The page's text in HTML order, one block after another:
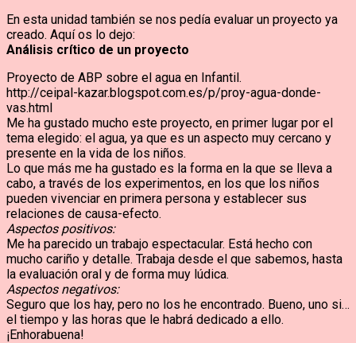
En esta unidad también se nos pedía evaluar un proyecto ya
creado. Aquí os lo dejo:
Análisis crítico de un proyecto
Proyecto de ABP sobre el agua en Infantil.
http://ceipal-kazar.blogspot.com.es/p/proy-agua-donde-
vas.html
Me ha gustado mucho este proyecto, en primer lugar por el
tema elegido: el agua, ya que es un aspecto muy cercano y
presente en la vida de los niños.
Lo que más me ha gustado es la forma en la que se lleva a
cabo, a través de los experimentos, en los que los niños
pueden vivenciar en primera persona y establecer sus
relaciones de causa-efecto.
Aspectos positivos:
Me ha parecido un trabajo espectacular. Está hecho con
mucho cariño y detalle. Trabaja desde el que sabemos, hasta
la evaluación oral y de forma muy lúdica.
Aspectos negativos:
Seguro que los hay, pero no los he encontrado. Bueno, uno si…
el tiempo y las horas que le habrá dedicado a ello.
¡Enhorabuena!